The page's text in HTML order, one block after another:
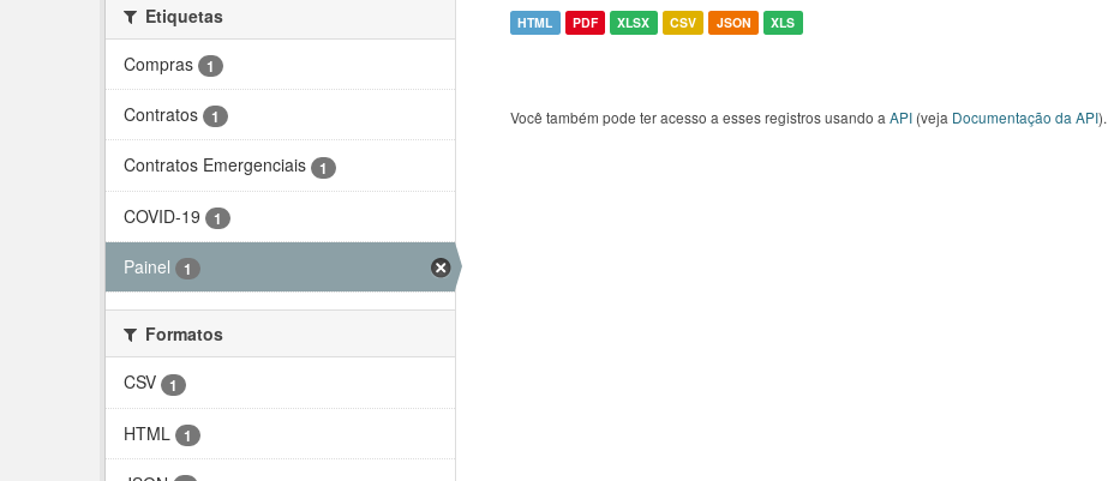
Etiquetas
Compras
1
Contratos 1
Contratos Emergenciais 1
COVID-19 1
Painel 1
Formatos
CSV
1
HTML 1
HTML PDF XLSX CSV JSON XLS
Você também pode ter acesso a esses registros usando a API (veja Documentação da API).